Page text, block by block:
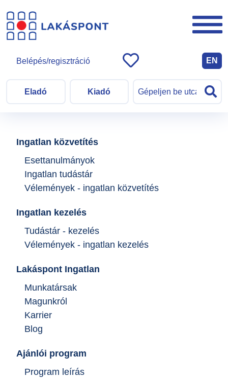
Eladó Kiadó
Belépés/regisztráció EN
Ingatlan közvetítés
Esettanulmányok
Ingatlan tudástár
Vélemények - ingatlan közvetítés
Ingatlan kezelés
Tudástár - kezelés
Vélemények - ingatlan kezelés
Lakáspont Ingatlan
Munkatársak
Magunkról
Karrier
Blog
Ajánlói program
Program leírás